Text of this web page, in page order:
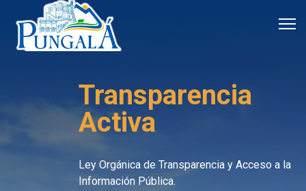
Transparencia
Activa
Ley Orgánica de Transparencia y Acceso a la
Información Pública.